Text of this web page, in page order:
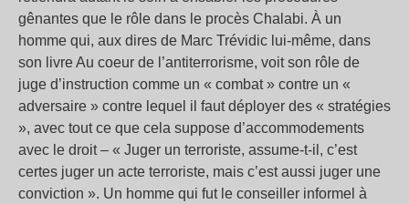
gênantes que le rôle dans le procès Chalabi. À un
homme qui, aux dires de Marc Trévidic lui-même, dans
son livre Au coeur de l’antiterrorisme, voit son rôle de
juge d’instruction comme un « combat » contre un «
adversaire » contre lequel il faut déployer des « stratégies
», avec tout ce que cela suppose d’accommodements
avec le droit – « Juger un terroriste, assume-t-il, c’est
certes juger un acte terroriste, mais c’est aussi juger une
conviction ». Un homme qui fut le conseiller informel à